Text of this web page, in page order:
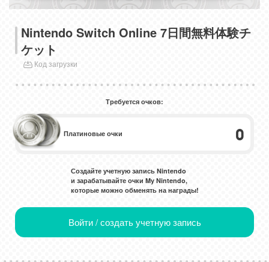
Nintendo Switch Online 7日間無料体験チ
ケット
Код загрузки
Требуется очков:
Платиновые очки 0
Создайте учетную запись Nintendo
и зарабатывайте очки My Nintendo,
которые можно обменять на награды!
Войти / создать учетную запись